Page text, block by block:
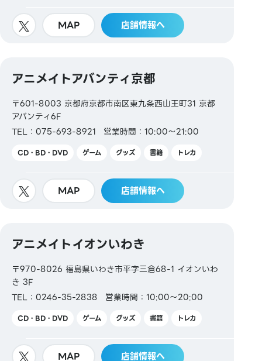
MAP 店舗情報へ
アニメイトアバンティ京都
〒601-8003 京都府京都市南区東九条西山王町31 京都
アバンティ6F
TEL：075-693-8921
営業時間：10:00～21:00
CD・BD・DVD ゲーム グッズ 書籍 トレカ
MAP 店舗情報へ
アニメイトイオンいわき
〒970-8026 福島県いわき市平字三倉68-1 イオンいわ
き 3F
TEL：0246-35-2838
営業時間：10:00～20:00
CD・BD・DVD ゲーム グッズ 書籍 トレカ
MAP 店舗情報へ